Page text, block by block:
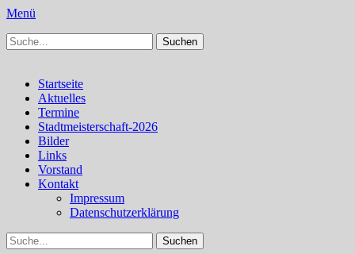
Menü
Schachfreunde Bürstadt
Schachfreunde im Web
Suchen
nach:
Primäres
Menü
Zum
Inhalt
springen
Startseite
Aktuelles
Termine
Stadtmeisterschaft-2026
Bilder
Links
Vorstand
Kontakt
Impressum
Datenschutzerklärung
Suchen
Suchen